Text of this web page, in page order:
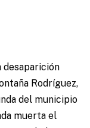
desaparición
Rodríguez,
del municipio
muerta el